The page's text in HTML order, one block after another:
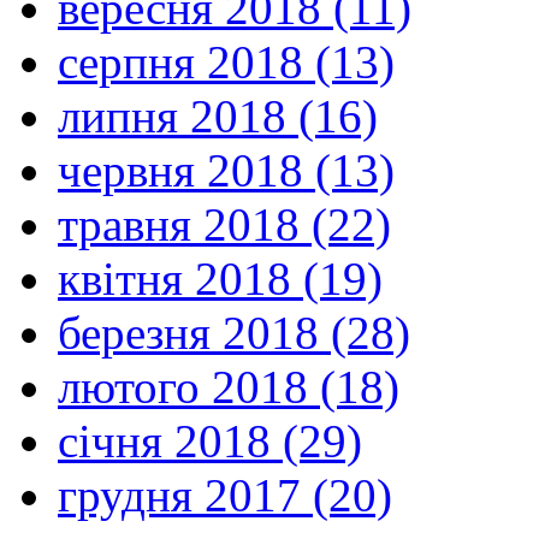
серпня 2018 (13)
липня 2018 (16)
червня 2018 (13)
травня 2018 (22)
квітня 2018 (19)
березня 2018 (28)
лютого 2018 (18)
січня 2018 (29)
грудня 2017 (20)